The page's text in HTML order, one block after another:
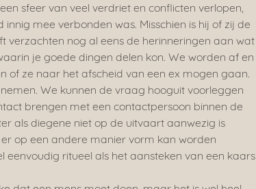
sfeer van veel verdriet en conflicten verlopen,
mee verbonden was. Misschien is hij of zij de
verzachten nog al eens de herinneringen aan wat
je goede dingen delen kon. We worden af en
of ze naar het afscheid van een ex mogen gaan.
We kunnen de vraag hooguit voorleggen
brengen met een contactpersoon binnen de
als diegene niet op de uitvaart aanwezig is
op een andere manier vorm kan worden
eenvoudig ritueel als het aansteken van een kaars